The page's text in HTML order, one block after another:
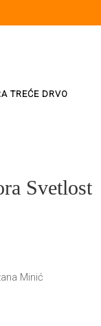
TREĆE DRVO
Svetlost
Minić